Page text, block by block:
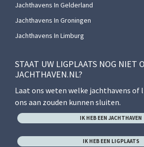
Jachthavens In Gelderland
Jachthavens In Groningen
Jachthavens In Limburg
STAAT UW LIGPLAATS NOG NIET
JACHTHAVEN.NL?
Laat ons weten welke jachthavens of
ons aan zouden kunnen sluiten.
IK HEB EEN JACHTHAVEN
IK HEB EEN LIGPLAATS